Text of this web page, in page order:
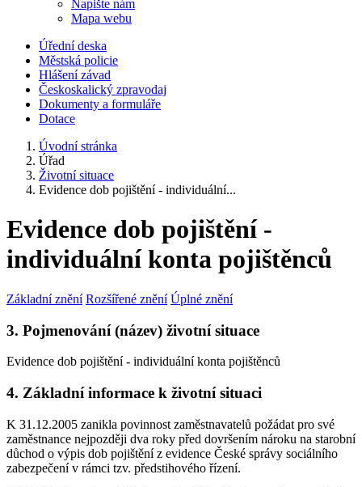
Napište nám
Mapa webu
Úřední deska
Městská policie
Hlášení závad
Českoskalický zpravodaj
Dokumenty a formuláře
Dotace
Úvodní stránka
Úřad
Životní situace
Evidence dob pojištění - individuální...
Evidence dob pojištění -
individuální konta pojištěnců
Základní znění Rozšířené znění Úplné znění
3. Pojmenování (název) životní situace
Evidence dob pojištění - individuální konta pojištěnců
4. Základní informace k životní situaci
K 31.12.2005 zanikla povinnost zaměstnavatelů požádat pro své
zaměstnance nejpozději dva roky před dovršením nároku na starobní
důchod o výpis dob pojištění z evidence České správy sociálního
zabezpečení v rámci tzv. předstihového řízení.